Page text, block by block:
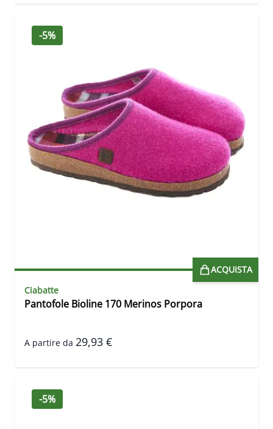
-5%
ACQUISTA
Ciabatte
Pantofole Bioline 170 Merinos Porpora
A partire da 29,93 €
-5%